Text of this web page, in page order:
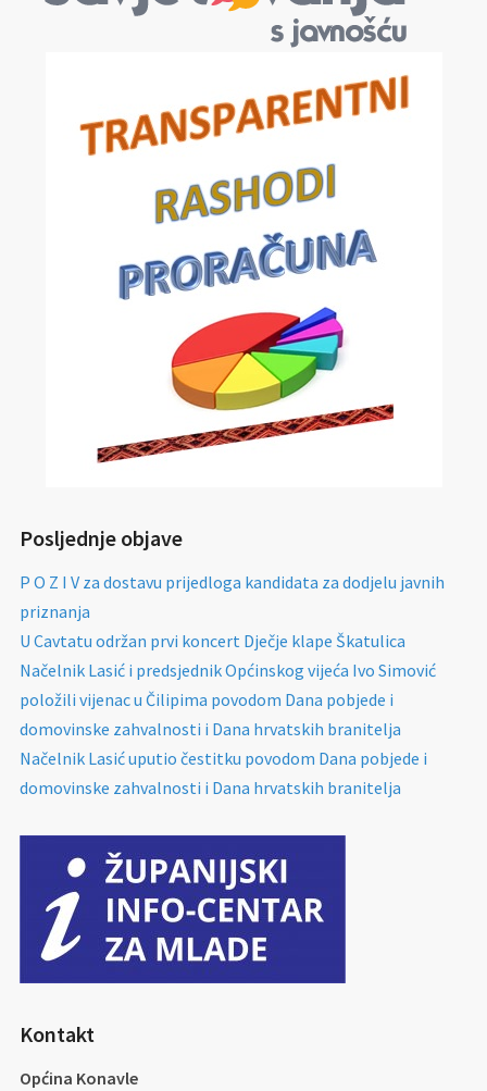
Posljednje objave
P O Z I V za dostavu prijedloga kandidata za dodjelu javnih
priznanja
U Cavtatu održan prvi koncert Dječje klape Škatulica
Načelnik Lasić i predsjednik Općinskog vijeća Ivo Simović
položili vijenac u Čilipima povodom Dana pobjede i
domovinske zahvalnosti i Dana hrvatskih branitelja
Načelnik Lasić uputio čestitku povodom Dana pobjede i
domovinske zahvalnosti i Dana hrvatskih branitelja
Kontakt
Općina Konavle